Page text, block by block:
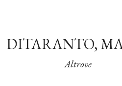
DITARANTO,
Altrove